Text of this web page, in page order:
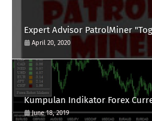
Expert Advisor PatrolMiner
April 20, 2020
Kumpulan Indikator Forex
June 18, 2019